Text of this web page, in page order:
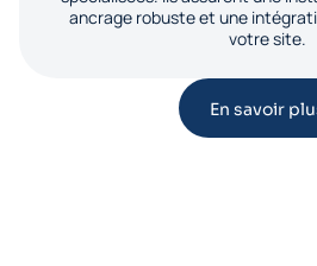
ancrage robuste et une
votre site.
En savoir